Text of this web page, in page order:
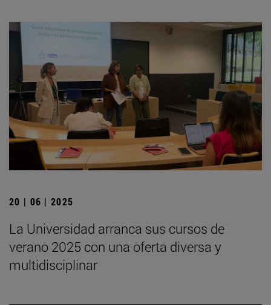
20 | 06 | 2025
La Universidad arranca sus cursos de
verano 2025 con una oferta diversa y
multidisciplinar